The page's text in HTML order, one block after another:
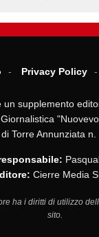
Privacy Policy
un supplemento
Giornalistica
Torre Annunziata n.
Cierre Media
ha i diritti di utilizzo
sito.